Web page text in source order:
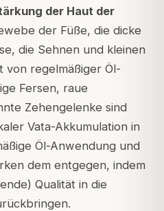
der Haut der
der Füße, die dicke
die Sehnen und kleinen
regelmäßiger Öl-
Fersen, raue
Zehengelenke sind
Vata-Akkumulation in
Öl-Anwendung und
dem entgegen, indem
Qualität in die